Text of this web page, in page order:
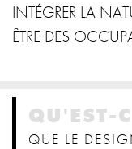
INTÉGRER LA
ÊTRE DES
QU'EST-
QUE LE